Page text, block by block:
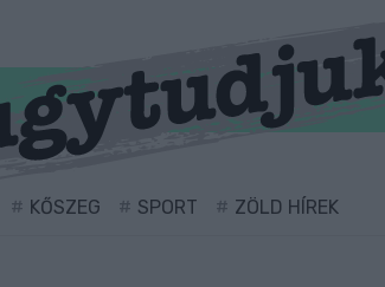
KŐSZEG SPORT ZÖLD HÍREK